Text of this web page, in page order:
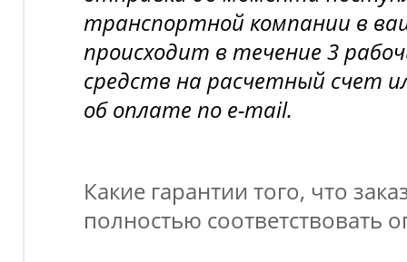
транспортной компании в
происходит в течение 3
средств на расчетный счет
об оплате по e-mail.
Какие гарантии того, что
полностью соответствовать